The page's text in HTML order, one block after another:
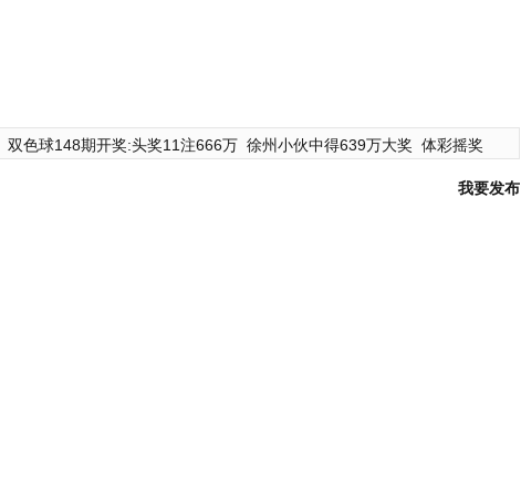
双色球148期开奖:头奖11注666万 徐州小伙中得639万大奖 体彩摇奖
我要发布